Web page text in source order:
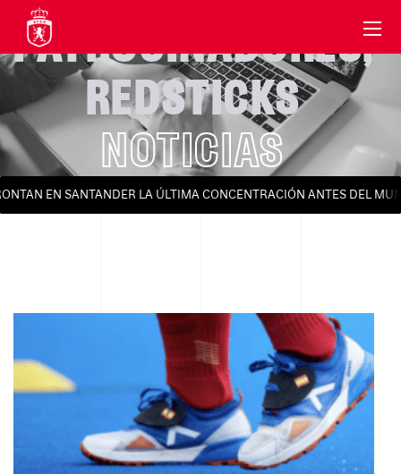
PATROCINADORES,
REDSTICKS
NOTICIAS
EN SANTANDER LA ÚLTIMA CONCENTRACIÓN ANTES DEL